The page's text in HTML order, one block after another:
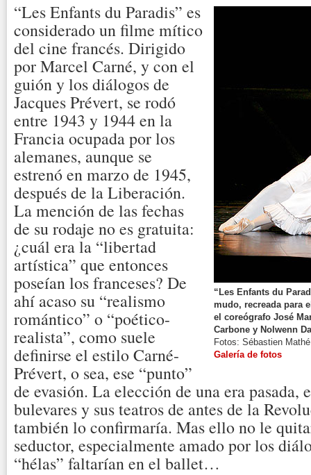
“Les Enfants du
mudo, recreada para
el coreógrafo José
Carbone y Nolwenn
Fotos: Sébastien
Galería de fotos
“Les Enfants du Paradis” es
considerado un filme mítico
del cine francés. Dirigido
por Marcel Carné, y con el
guión y los diálogos de
Jacques Prévert, se rodó
entre 1943 y 1944 en la
Francia ocupada por los
alemanes, aunque se
estrenó en marzo de 1945,
después de la Liberación.
La mención de las fechas
de su rodaje no es gratuita:
¿cuál era la “libertad
artística” que entonces
poseían los franceses? De
ahí acaso su “realismo
romántico” o “poético-
realista”, como suele
definirse el estilo Carné-
Prévert, o sea, ese “punto”
de evasión. La elección de una era pasada,
bulevares y sus teatros de antes de la
también lo confirmaría. Mas ello no le
seductor, especialmente amado por los
“hélas” faltarían en el ballet…